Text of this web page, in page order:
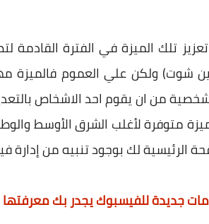
تلك الميزة في الفترة القادمة
شوت) ولكن علي العموم فالميزة
من ان يقوم احد الاشخاص
متوفرة لأغلب الشرق الأوسط
الرئيسية لك بوجود تنبيه من